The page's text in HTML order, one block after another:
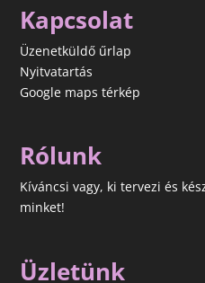
Kapcsolat
Üzenetküldő űrlap
Nyitvatartás
Google maps térkép
Rólunk
Kíváncsi vagy, ki tervezi és
minket!
Üzletünk